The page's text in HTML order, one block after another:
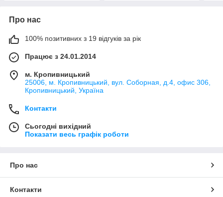
Про нас
100% позитивних з 19 відгуків за рік
Працює з 24.01.2014
м. Кропивницький
25006, м. Кропивницький, вул. Соборная, д.4, офис 306,
Кропивницький, Україна
Контакти
Сьогодні вихідний
Показати весь графік роботи
Про нас
Контакти